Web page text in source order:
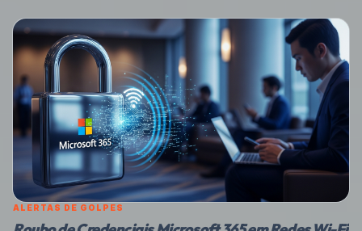
das dez marcas mais imitadas em campanhas de phishing, conforme
revelado pelo relatório Brand Phishing Ranking da Check Point
Research. Entenda como esses golpes funcionam e como proteger-
ALERTAS DE GOLPES